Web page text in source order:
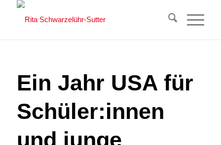
Ein Jahr USA für
Schüler:innen
und junge